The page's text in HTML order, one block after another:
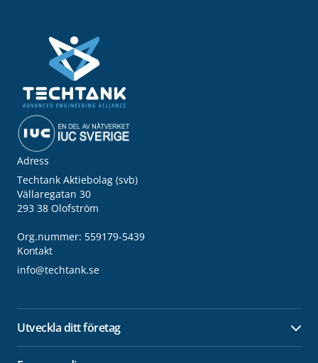
Adress
Techtank Aktiebolag (svb)
Vällaregatan 30
293 38 Olofström
Org.nummer: 559179-5439
Kontakt
info@techtank.se
Utveckla ditt företag